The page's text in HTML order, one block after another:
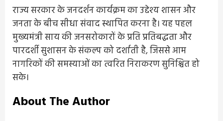
राज्य सरकार के जनदर्शन कार्यक्रम का उद्देश्य शासन और
जनता के बीच सीधा संवाद स्थापित करना है। यह पहल
मुख्यमंत्री साय की जनसरोकारों के प्रति प्रतिबद्धता और
पारदर्शी सुशासन के संकल्प को दर्शाती है, जिससे आम
नागरिकों की समस्याओं का त्वरित निराकरण सुनिश्चित हो
सके।
About The Author